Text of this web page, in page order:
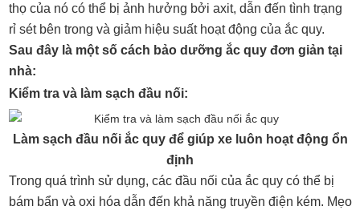
thọ của nó có thể bị ảnh hưởng bởi axit, dẫn đến tình trạng
rỉ sét bên trong và giảm hiệu suất hoạt động của ắc quy.
Sau đây là một số cách bảo dưỡng ắc quy đơn giản tại
nhà:
Kiểm tra và làm sạch đầu nối:
Làm sạch đầu nối ắc quy để giúp xe luôn hoạt động ổn
định
Trong quá trình sử dụng, các đầu nối của ắc quy có thể bị
bám bẩn và oxi hóa dẫn đến khả năng truyền điện kém. Mẹo